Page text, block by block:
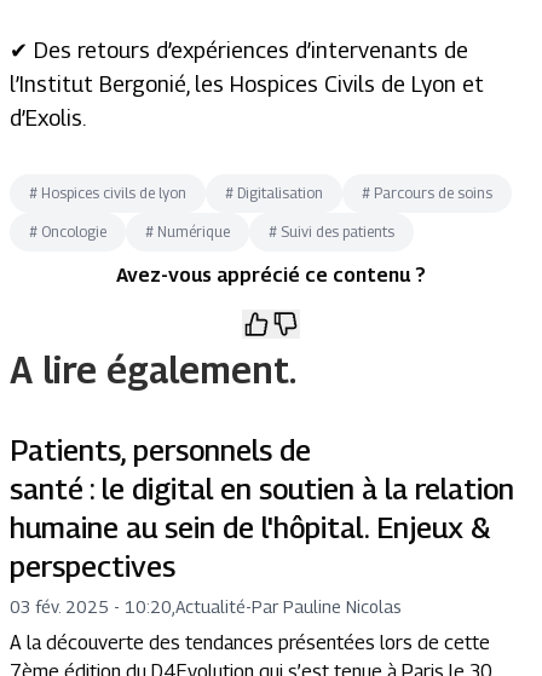
✔ Des retours d’expériences d’intervenants de
l’Institut Bergonié, les Hospices Civils de Lyon et
d’Exolis.
# Hospices civils de lyon # Digitalisation # Parcours de soins
# Oncologie # Numérique # Suivi des patients
Avez-vous apprécié ce contenu ?
A lire également.
Patients, personnels de
santé : le digital en soutien à la relation
humaine au sein de l'hôpital. Enjeux &
perspectives
03 fév. 2025 - 10:20 Actualité-Par Pauline Nicolas
A la découverte des tendances présentées lors de cette